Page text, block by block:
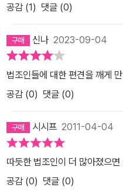
공감 (1) 댓글 (0)
신나 2023-09-04
법조인들에 대한 편견을 깨게
공감 (0) 댓글 (0)
시시프 2011-04-04
따듯한 법조인이 더 많아졌으면
공감 (0) 댓글 (0)